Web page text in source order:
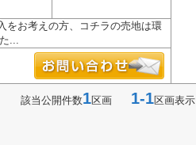
お考えの方、コチラの売地は環
...
該当公開件数1区画 1-1区画表示